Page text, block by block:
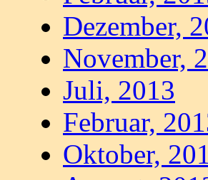
Dezember,
November,
Juli, 2013
Februar,
Oktober,